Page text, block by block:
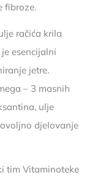
fibroze.
račića krila
esencijalni
jetre.
– 3 masnih
ulje
djelovanje
tim Vitaminoteke